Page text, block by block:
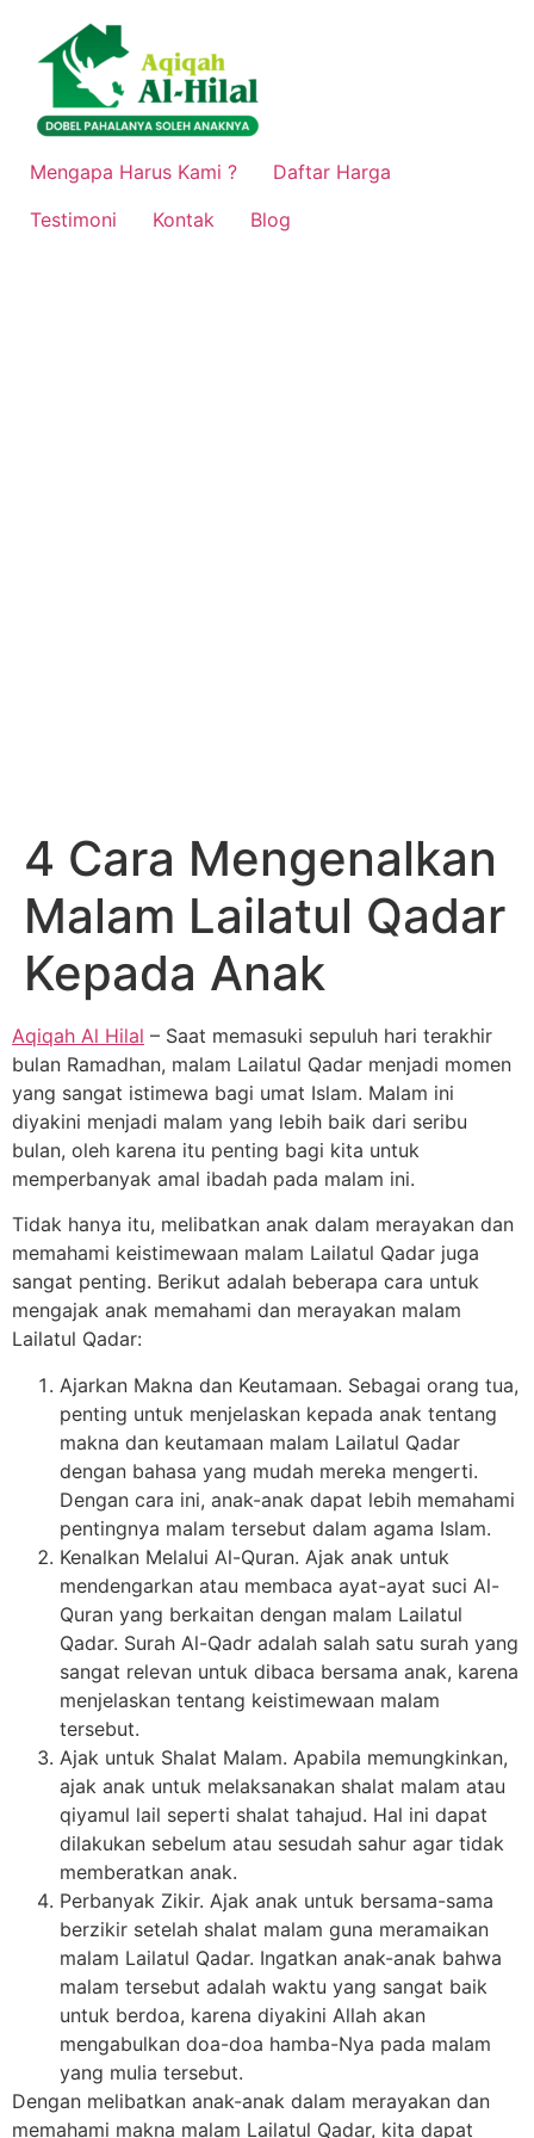
konten
Mengapa Harus Kami ?
Daftar Harga
Testimoni
Kontak Blog
4 Cara Mengenalkan
Malam Lailatul Qadar
Kepada Anak
Aqiqah Al Hilal – Saat memasuki sepuluh hari terakhir
bulan Ramadhan, malam Lailatul Qadar menjadi momen
yang sangat istimewa bagi umat Islam. Malam ini
diyakini menjadi malam yang lebih baik dari seribu
bulan, oleh karena itu penting bagi kita untuk
memperbanyak amal ibadah pada malam ini.
Tidak hanya itu, melibatkan anak dalam merayakan dan
memahami keistimewaan malam Lailatul Qadar juga
sangat penting. Berikut adalah beberapa cara untuk
mengajak anak memahami dan merayakan malam
Lailatul Qadar:
Ajarkan Makna dan Keutamaan. Sebagai orang tua,
penting untuk menjelaskan kepada anak tentang
makna dan keutamaan malam Lailatul Qadar
dengan bahasa yang mudah mereka mengerti.
Dengan cara ini, anak-anak dapat lebih memahami
pentingnya malam tersebut dalam agama Islam.
Kenalkan Melalui Al-Quran. Ajak anak untuk
mendengarkan atau membaca ayat-ayat suci Al-
Quran yang berkaitan dengan malam Lailatul
Qadar. Surah Al-Qadr adalah salah satu surah yang
sangat relevan untuk dibaca bersama anak, karena
menjelaskan tentang keistimewaan malam
tersebut.
Ajak untuk Shalat Malam. Apabila memungkinkan,
ajak anak untuk melaksanakan shalat malam atau
qiyamul lail seperti shalat tahajud. Hal ini dapat
dilakukan sebelum atau sesudah sahur agar tidak
memberatkan anak.
Perbanyak Zikir. Ajak anak untuk bersama-sama
berzikir setelah shalat malam guna meramaikan
malam Lailatul Qadar. Ingatkan anak-anak bahwa
malam tersebut adalah waktu yang sangat baik
untuk berdoa, karena diyakini Allah akan
mengabulkan doa-doa hamba-Nya pada malam
yang mulia tersebut.
Dengan melibatkan anak-anak dalam merayakan dan
memahami makna malam Lailatul Qadar, kita dapat